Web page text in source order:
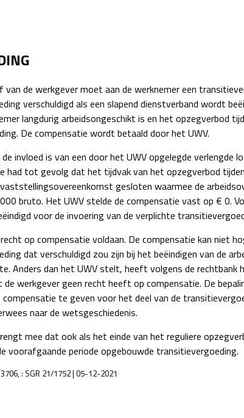
de werkgever moet aan de werknemer een
verschuldigd als een slapend dienstverband wordt
langdurig arbeidsongeschikt is en het opzegverbod
De compensatie wordt betaald door het UWV.
invloed is van een door het UWV opgelegde
had tot gevolg dat het tijdvak van het opzegverbod
gesloten waarmee de
bruto. Het UWV stelde de compensatie vast op € 0.
voor de invoering van de verplichte
op compensatie voldaan. De compensatie kan niet
dat verschuldigd zou zijn bij het beëindigen van de
Anders dan het UWV stelt, heeft volgens de
werkgever geen recht heeft op compensatie. De
te geven voor het deel van de
naar de wetsgeschiedenis.
mee dat ook als het einde van het reguliere
voorafgaande periode opgebouwde transitievergoeding.
: SGR 21/1752 | 05-12-2021